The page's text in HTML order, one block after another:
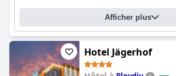
Afficher plus
Hotel Jägerhof